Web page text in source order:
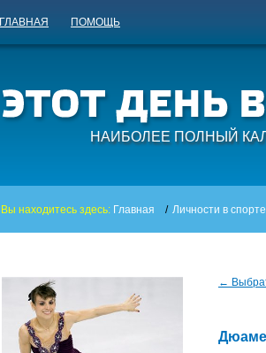
ГЛАВНАЯ ПОМОЩЬ
НАИБОЛЕЕ ПОЛНЫЙ
Вы находитесь здесь: Главная / Личности в спорте
←